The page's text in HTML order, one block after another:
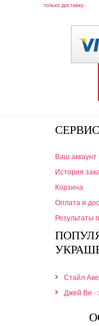
только доставку.
Ваш аккаунт
История
Корзина
Оплата и
Результаты
Стайл
Джей Ви -